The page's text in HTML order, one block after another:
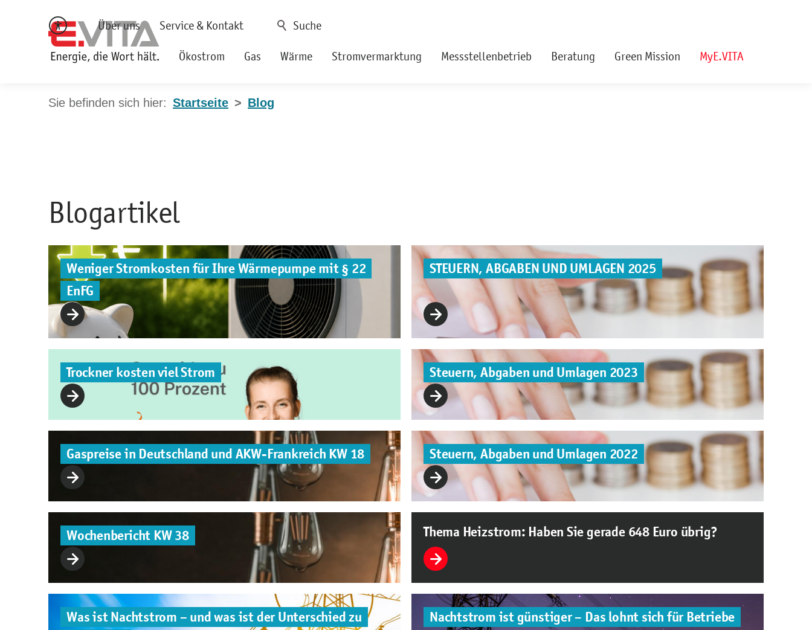
Über uns Service & Kontakt
Ökostrom Gas Wärme Stromvermarktung Messstellenbetrieb Beratung Green Mission MyE.VITA
Startseite Blog
Blogartikel
Weniger Stromkosten für Ihre Wärmepumpe mit § 22
EnFG
STEUERN, ABGABEN UND UMLAGEN 2025
Trockner kosten viel Strom Steuern, Abgaben und Umlagen 2023
Gaspreise in Deutschland und AKW-Frankreich KW 18 Steuern, Abgaben und Umlagen 2022
Wochenbericht KW 38 Thema Heizstrom: Haben Sie gerade 648 Euro übrig?
Was ist Nachtstrom – und was ist der Unterschied zu
Nachtstrom ist günstiger – Das lohnt sich für Betriebe